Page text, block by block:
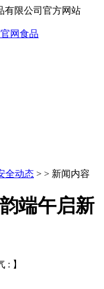
有限公司官方网站
全动态 > > 新闻内容
端午启新
: 】